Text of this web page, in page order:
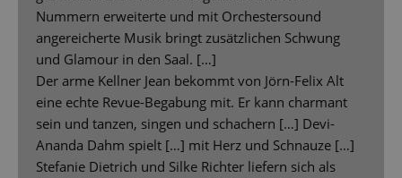
Nummern erweiterte und mit Orchestersound
angereicherte Musik bringt zusätzlichen Schwung
und Glamour in den Saal. […]
Der arme Kellner Jean bekommt von Jörn-Felix Alt
eine echte Revue-Begabung mit. Er kann charmant
sein und tanzen, singen und schachern […] Devi-
Ananda Dahm spielt […] mit Herz und Schnauze […]
Stefanie Dietrich und Silke Richter liefern sich als